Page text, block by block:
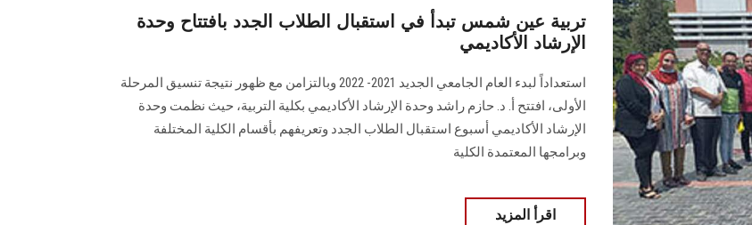
تربية عين شمس تبدأ في استقبال الطلاب الجدد بافتتاح وحدة
الإرشاد الأكاديمي
استعداداً لبدء العام الجامعي الجديد 2021- 2022 وبالتزامن مع ظهور نتيجة تنسيق المرحلة
الأولى، افتتح أ. د. حازم راشد وحدة الإرشاد الأكاديمي بكلية التربية، حيث نظمت وحدة
الإرشاد الأكاديمي أسبوع استقبال الطلاب الجدد وتعريفهم بأقسام الكلية المختلفة
وبرامجها المعتمدة الكلية
اقرأ المزيد